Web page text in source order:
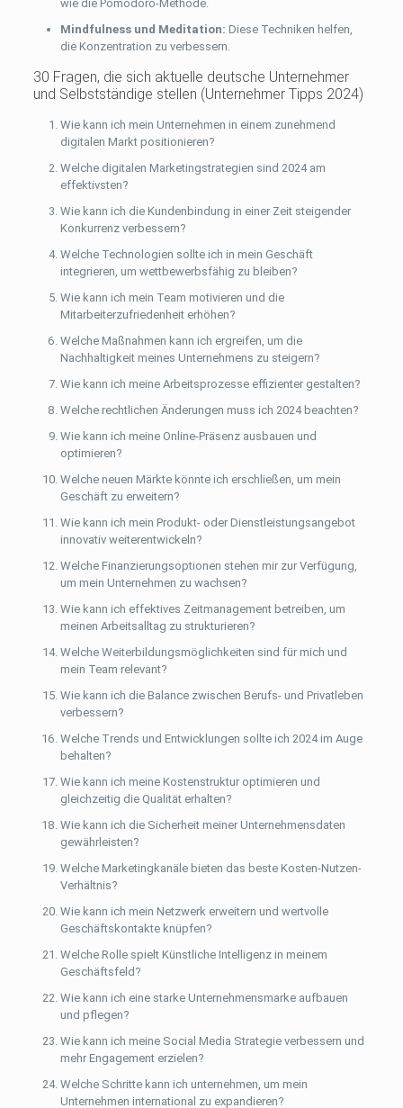
wie die Pomodoro-Methode.
Mindfulness und Meditation: Diese Techniken helfen,
die Konzentration zu verbessern.
30 Fragen, die sich aktuelle deutsche Unternehmer
und Selbstständige stellen (Unternehmer Tipps 2024)
Wie kann ich mein Unternehmen in einem zunehmend
digitalen Markt positionieren?
Welche digitalen Marketingstrategien sind 2024 am
effektivsten?
Wie kann ich die Kundenbindung in einer Zeit steigender
Konkurrenz verbessern?
Welche Technologien sollte ich in mein Geschäft
integrieren, um wettbewerbsfähig zu bleiben?
Wie kann ich mein Team motivieren und die
Mitarbeiterzufriedenheit erhöhen?
Welche Maßnahmen kann ich ergreifen, um die
Nachhaltigkeit meines Unternehmens zu steigern?
Wie kann ich meine Arbeitsprozesse effizienter gestalten?
Welche rechtlichen Änderungen muss ich 2024 beachten?
Wie kann ich meine Online-Präsenz ausbauen und
optimieren?
Welche neuen Märkte könnte ich erschließen, um mein
Geschäft zu erweitern?
Wie kann ich mein Produkt- oder Dienstleistungsangebot
innovativ weiterentwickeln?
Welche Finanzierungsoptionen stehen mir zur Verfügung,
um mein Unternehmen zu wachsen?
Wie kann ich effektives Zeitmanagement betreiben, um
meinen Arbeitsalltag zu strukturieren?
Welche Weiterbildungsmöglichkeiten sind für mich und
mein Team relevant?
Wie kann ich die Balance zwischen Berufs- und Privatleben
verbessern?
Welche Trends und Entwicklungen sollte ich 2024 im Auge
behalten?
Wie kann ich meine Kostenstruktur optimieren und
gleichzeitig die Qualität erhalten?
Wie kann ich die Sicherheit meiner Unternehmensdaten
gewährleisten?
Welche Marketingkanäle bieten das beste Kosten-Nutzen-
Verhältnis?
Wie kann ich mein Netzwerk erweitern und wertvolle
Geschäftskontakte knüpfen?
Welche Rolle spielt Künstliche Intelligenz in meinem
Geschäftsfeld?
Wie kann ich eine starke Unternehmensmarke aufbauen
und pflegen?
Wie kann ich meine Social Media Strategie verbessern und
mehr Engagement erzielen?
Welche Schritte kann ich unternehmen, um mein
Unternehmen international zu expandieren?